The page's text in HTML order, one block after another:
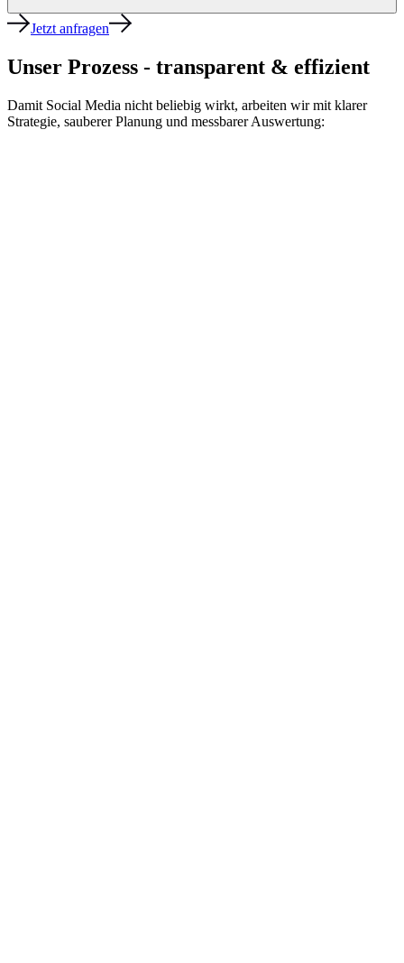
Jetzt anfragen
Unser Prozess - transparent & effizient
Damit Social Media nicht beliebig wirkt, arbeiten wir mit klarer
Strategie, sauberer Planung und messbarer Auswertung: